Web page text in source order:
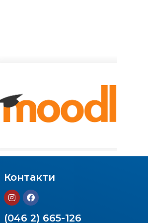
Контакти
(046 2) 665-126